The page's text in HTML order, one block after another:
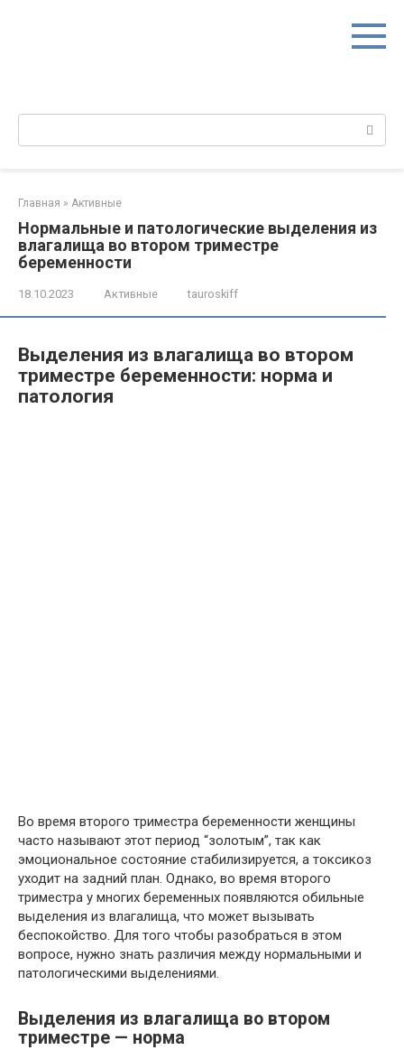
Поиск:
Главная » Активные
Нормальные и патологические выделения из
влагалища во втором триместре
беременности
18.10.2023 Активные tauroskiff
Выделения из влагалища во втором
триместре беременности: норма и
патология
Во время второго триместра беременности женщины
часто называют этот период “золотым”, так как
эмоциональное состояние стабилизируется, а токсикоз
уходит на задний план. Однако, во время второго
триместра у многих беременных появляются обильные
выделения из влагалища, что может вызывать
беспокойство. Для того чтобы разобраться в этом
вопросе, нужно знать различия между нормальными и
патологическими выделениями.
Выделения из влагалища во втором
триместре — норма